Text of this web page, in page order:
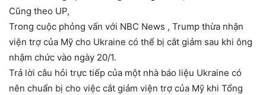
Cũng theo UP,
Trong cuộc phỏng vấn với NBC News , Trump thừa nhận
viện trợ của Mỹ cho Ukraine có thể bị cắt giảm sau khi ông
nhậm chức vào ngày 20/1.
Trả lời câu hỏi trực tiếp của một nhà báo liệu Ukraine có
nên chuẩn bị cho việc cắt giảm viện trợ của Mỹ khi Tổng